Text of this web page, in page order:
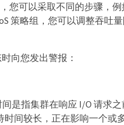
您可以采取不同的步骤，
策略组，您可以调整吞吐
向您发出警报：
是指集群在响应 I/O 请求
间较长，正在影响一个或